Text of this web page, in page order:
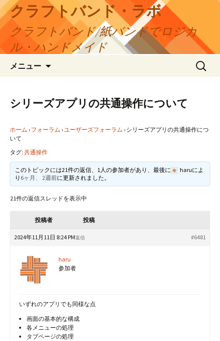
コ
ン
テ
ツ
ス
クラフトバンド・ラボ
クラフトバンド/紙バンドでロジカ
ル・ハンドメイド
メニュー
検
索:
シリーズアプリの共通操作について
ホーム › フォーラム ›ユーザーズフォーラム › シリーズアプリの共通操作につ
いて
タグ: 共通操作
このトピックには21件の返信、1人の参加者があり、最後に haruによ
り 6ヶ月、 2週前に更新されました。
21件の返信スレッドを表示中
投稿者 投稿
2024年11月11日 8:24 PM #6481
返信
haru
参加者
いずれのアプリでも同様な点
画面の基本的な構成
各メニューの処理
タブページの処理